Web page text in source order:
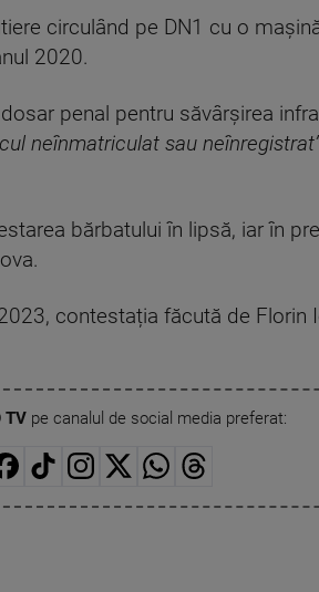
circulând pe DN1 cu o
2020.
penal pentru săvârșirea
neînmatriculat sau
bărbatului în lipsă, iar în
contestația făcută de Florin
TVpe canalul de social media preferat: